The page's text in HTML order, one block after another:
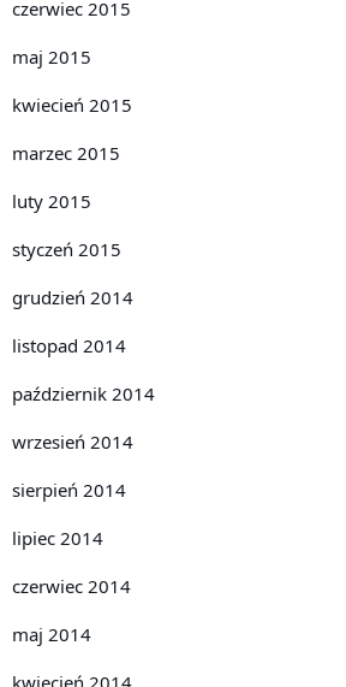
czerwiec 2015
maj 2015
kwiecień 2015
marzec 2015
luty 2015
styczeń 2015
grudzień 2014
listopad 2014
październik 2014
wrzesień 2014
sierpień 2014
lipiec 2014
czerwiec 2014
maj 2014
kwiecień 2014